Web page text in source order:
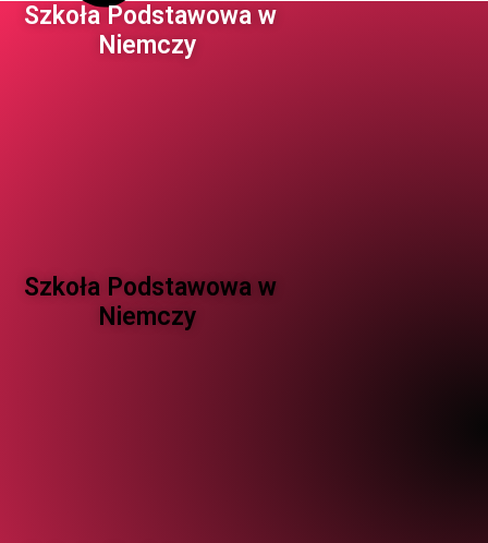
Szkoła Podstawowa w
Niemczy ​
Szkoła Podstawowa w
Niemczy ​